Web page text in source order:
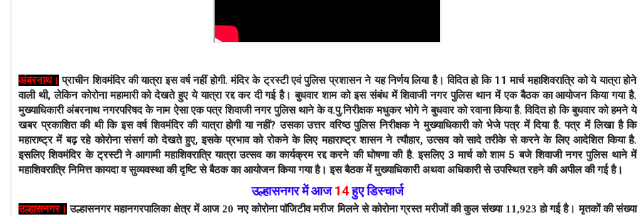
अंबरनाथ। प्राचीन शिवमंदिर की यात्रा इस वर्ष नहीं होगी. मंदिर के ट्रस्टी एवं पुलिस प्रशासन ने यह निर्णय लिया है। विदित हो कि 11 मार्च महाशिवरात्रि को ये यात्रा होने
वाली थी, लेकिन कोरोना महामारी को देखते हुए ये यात्रा रद्द कर दी गई है।बुधवार शाम को इस संबंध में शिवाजी नगर पुलिस थान में एक बैठक का आयोजन किया गया है.
मुख्याधिकारी अंबरनाथ नगरपरिषद के नाम ऐसा एक पत्र शिवाजी नगर पुलिस थाने के व.पु.निरीक्षक मधुकर भोगे ने बुधवार को रवाना किया है.विदित हो कि बुधवार को हमने ये
खबर प्रकाशित की थी कि इस वर्ष शिवमंदिर की यात्रा होगी या नहीं? उसका उत्तर वरिष्ठ पुलिस निरीक्षक ने मुख्याधिकारी को भेजे पत्र में दिया है. पत्र में लिखा है कि
महाराष्ट्र में बढ़ रहे कोरोना संसर्ग को देखते हुए, इसके प्रभाव को रोकने के लिए महाराष्ट्र शासन ने त्यौहार, उत्सव को सादे तरीके से करने के लिए आदेशित किया है.
इसलिए शिवमंदिर के ट्रस्टी ने आगामी महाशिवरात्रि यात्रा उत्सव का कार्यक्रम रद्द करने की घोषणा की है. इसलिए 3 मार्च को शाम 5 बजे शिवाजी नगर पुलिस थाने में
महाशिवरात्रि निमित्त कायदा व सुव्यवस्था की दृष्टि से बैठक का आयोजन किया गया है। इस बैठक में मुख्याधिकारी अथवा अधिकारी से उपस्थित रहने की अपील की गई है।
उल्हासनगर में आज 14हुए डिस्चार्ज
उल्हासनगर। उल्हासनगर महानगरपालिका क्षेत्र मेंआज 20 नए कोरोना पाॅजिटीव मरीज मिलने से कोरोना ग्रस्त मरीजों की कुल संख्या 11,923 हो गई है। मृतकों की संख्या